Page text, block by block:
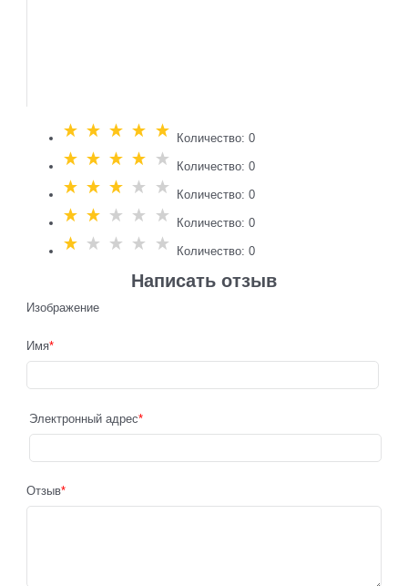
Количество: 0
Количество: 0
Количество: 0
Количество: 0
Количество: 0
Написать отзыв
Изображение
Имя
Электронный адрес
Отзыв